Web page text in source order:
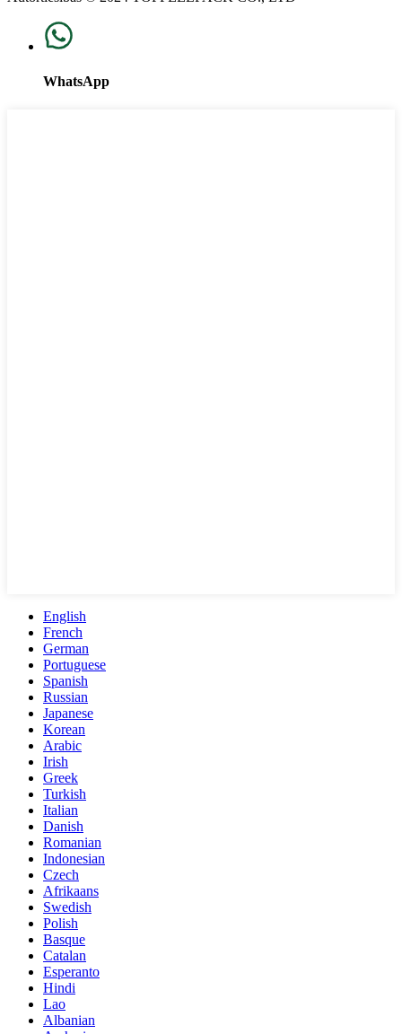
WhatsApp
English
French
German
Portuguese
Spanish
Russian
Japanese
Korean
Arabic
Irish
Greek
Turkish
Italian
Danish
Romanian
Indonesian
Czech
Afrikaans
Swedish
Polish
Basque
Catalan
Esperanto
Hindi
Lao
Albanian